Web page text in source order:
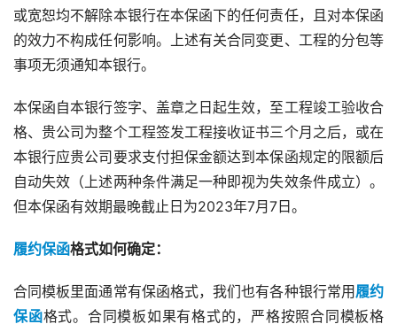
或宽恕均不解除本银行在本保函下的任何责任，且对本保函
的效力不构成任何影响。上述有关合同变更、工程的分包等
事项无须通知本银行。
本保函自本银行签字、盖章之日起生效，至工程竣工验收合
格、贵公司为整个工程签发工程接收证书三个月之后，或在
本银行应贵公司要求支付担保金额达到本保函规定的限额后
自动失效（上述两种条件满足一种即视为失效条件成立）。
但本保函有效期最晚截止日为2023年7月7日。
履约保函格式如何确定：
合同模板里面通常有保函格式，我们也有各种银行常用履约
保函格式。合同模板如果有格式的，严格按照合同模板格